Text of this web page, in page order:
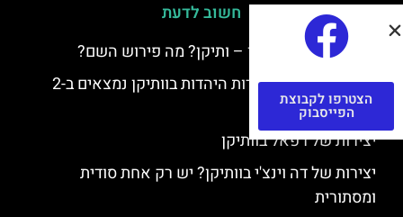
חשוב לדעת
למה קוראים לוותיקן – ותיקן? מה פירוש השם?
כתב יד ותיקן – אוצרות היהדות בוותיקן נמצאים ב-2
כתבי יד עתיקים
יצירות של רפאל בוותיקן
יצירות של דה וינצ'י בוותיקן? יש רק אחת סודית
ומסתורית
הצטרפו לקבוצת
הפייסבוק